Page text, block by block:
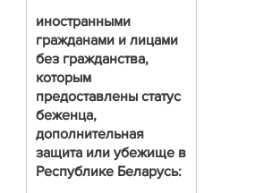
иностранными
гражданами и лицами
без гражданства,
которым
предоставлены статус
беженца,
дополнительная
защита или убежище в
Республике Беларусь: